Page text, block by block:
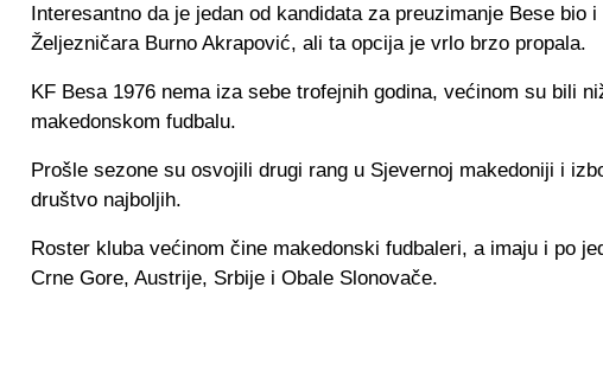
Interesantno da je jedan od kandidata za preuzimanje Bese bio
Željezničara Burno Akrapović, ali ta opcija je vrlo brzo propala.
KF Besa 1976 nema iza sebe trofejnih godina, većinom su bili
makedonskom fudbalu.
Prošle sezone su osvojili drugi rang u Sjevernoj makedoniji i
društvo najboljih.
Roster kluba većinom čine makedonski fudbaleri, a imaju i po
Crne Gore, Austrije, Srbije i Obale Slonovače.